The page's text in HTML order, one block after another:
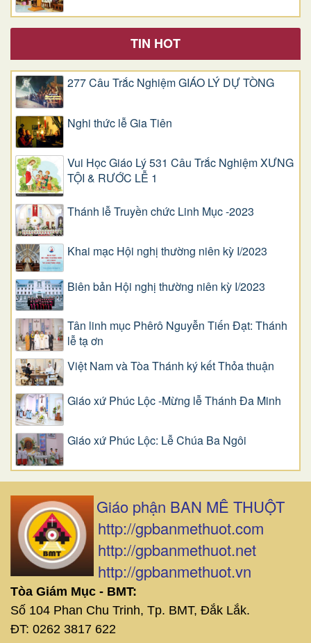
TIN HOT
277 Câu Trắc Nghiệm GIÁO LÝ DỰ TÒNG
Nghi thức lễ Gia Tiên
Vui Học Giáo Lý 531 Câu Trắc Nghiệm XƯNG
TỘI & RƯỚC LỄ 1
Thánh lễ Truyền chức Linh Mục -2023
Khai mạc Hội nghị thường niên kỳ I/2023
Biên bản Hội nghị thường niên kỳ I/2023
Tân linh mục Phêrô Nguyễn Tiến Đạt: Thánh
lễ tạ ơn
Việt Nam và Tòa Thánh ký kết Thỏa thuận
Giáo xứ Phúc Lộc -Mừng lễ Thánh Đa Minh
Giáo xứ Phúc Lộc: Lễ Chúa Ba Ngôi
Giáo phận BAN MÊ THUỘT
http://gpbanmethuot.com
http://gpbanmethuot.net
http://gpbanmethuot.vn
Tòa Giám Mục - BMT:
Số 104 Phan Chu Trinh, Tp. BMT, Đắk Lắk.
ĐT: 0262 3817 622